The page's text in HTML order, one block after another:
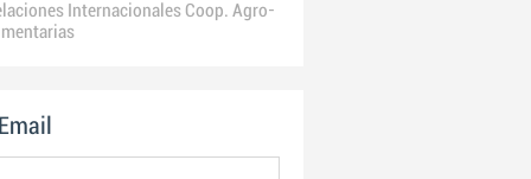
Internacionales Coop. Agro-